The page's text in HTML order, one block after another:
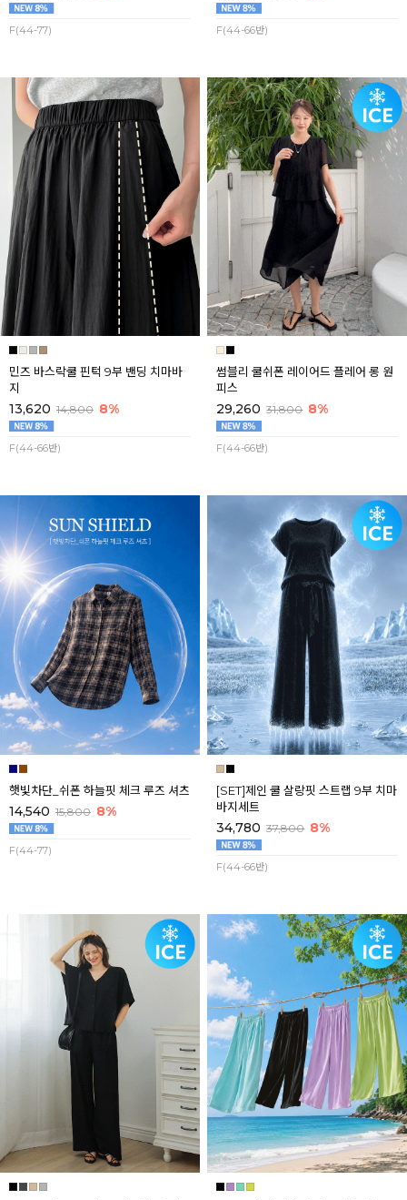
F(44-77) F(44-66반)
민즈 바스락쿨 핀턱 9부 밴딩 치마바
지
13,620 14,800 8%
F(44-66반)
썸블리 쿨쉬폰 레이어드 플레어 롱 원
피스
29,260 31,800 8%
F(44-66반)
햇빛차단_쉬폰 하늘핏 체크 루즈 셔츠
14,540 15,800 8%
F(44-77)
[SET]제인 쿨 살랑핏 스트랩 9부 치마
바지세트
34,780 37,800 8%
F(44-66반)